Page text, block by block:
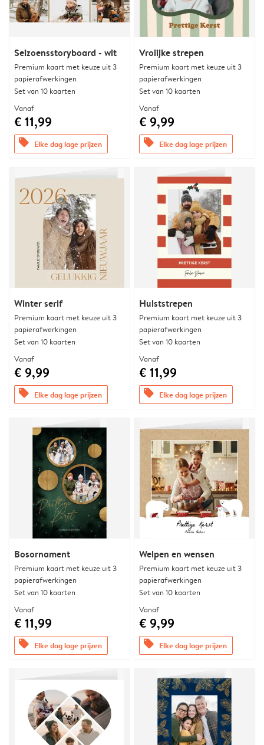
Seizoensstoryboard - wit
Premium kaart met keuze uit 3
papierafwerkingen
Set van 10 kaarten
Vanaf
€ 11,99
offers Elke dag lage prijzen
Vrolijke strepen
Premium kaart met keuze uit 3
papierafwerkingen
Set van 10 kaarten
Vanaf
€ 9,99
offers Elke dag lage prijzen
Winter serif
Premium kaart met keuze uit 3
papierafwerkingen
Set van 10 kaarten
Vanaf
€ 9,99
offers Elke dag lage prijzen
Hulststrepen
Premium kaart met keuze uit 3
papierafwerkingen
Set van 10 kaarten
Vanaf
€ 11,99
offers Elke dag lage prijzen
Bosornament
Premium kaart met keuze uit 3
papierafwerkingen
Set van 10 kaarten
Vanaf
€ 11,99
offers Elke dag lage prijzen
Welpen en wensen
Premium kaart met keuze uit 3
papierafwerkingen
Set van 10 kaarten
Vanaf
€ 9,99
offers Elke dag lage prijzen